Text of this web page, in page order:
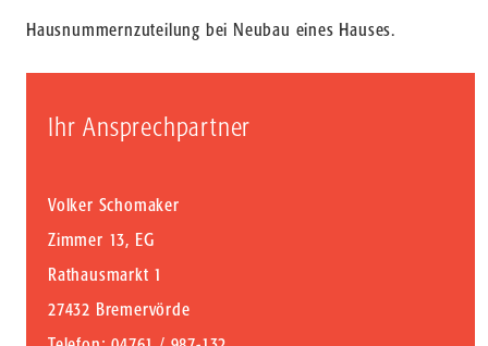
Hausnummernzuteilung bei Neubau eines Hauses.
Ihr Ansprechpartner
Volker Schomaker
Zimmer 13, EG
Rathausmarkt 1
27432 Bremervörde